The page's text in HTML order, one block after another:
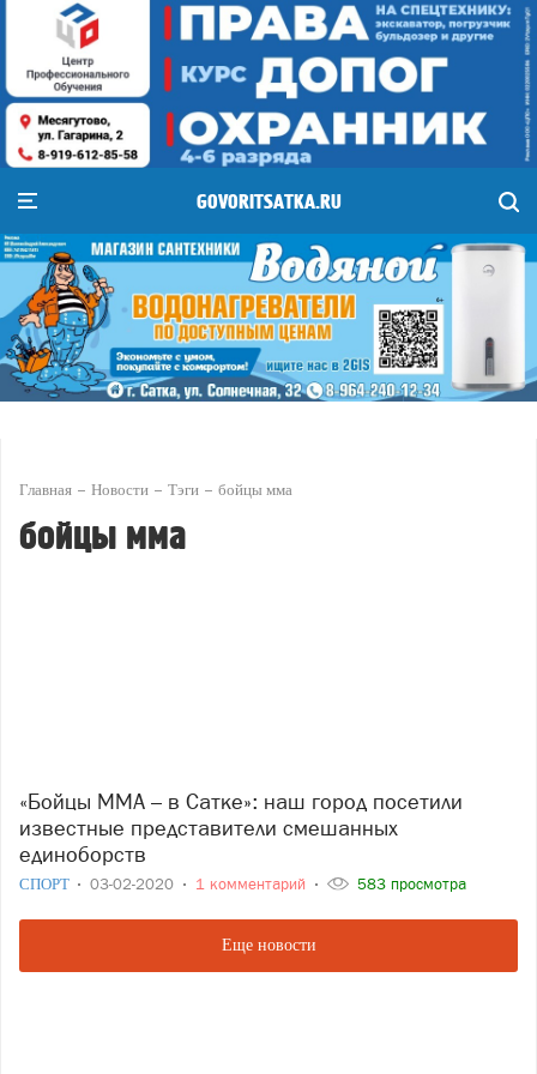
GOVORITSATKA.RU
Главная Новости Тэги бойцы мма
бойцы мма
«Бойцы ММА – в Сатке»: наш город посетили
известные представители смешанных
единоборств
СПОРТ 03-02-2020 1 комментарий 583 просмотра
Еще новости